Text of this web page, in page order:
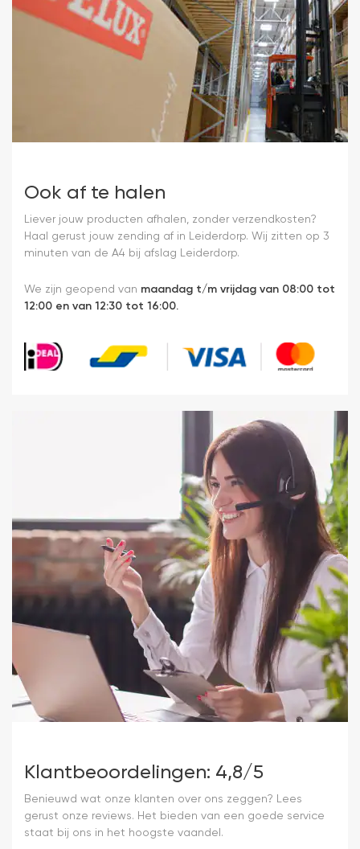
Ook af te halen
Liever jouw producten afhalen, zonder verzendkosten?
Haal gerust jouw zending af in Leiderdorp. Wij zitten op 3
minuten van de A4 bij afslag Leiderdorp.
We zijn geopend van maandag t/m vrijdag van 08:00 tot
12:00 en van 12:30 tot 16:00.
Klantbeoordelingen: 4,8/5
Benieuwd wat onze klanten over ons zeggen? Lees
gerust onze reviews. Het bieden van een goede service
staat bij ons in het hoogste vaandel.